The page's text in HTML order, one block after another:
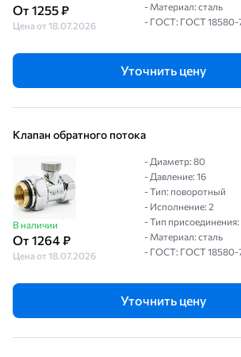
От 1255 ₽
Цена от 18.07.2026
- Материал: сталь
- ГОСТ: ГОСТ 18580-
Уточнить цену
Клапан обратного потока
В наличии
От 1264 ₽
Цена от 18.07.2026
- Диаметр: 80
- Давление: 16
- Тип: поворотный
- Исполнение: 2
- Тип
- Материал: сталь
- ГОСТ: ГОСТ 18580-
Уточнить цену